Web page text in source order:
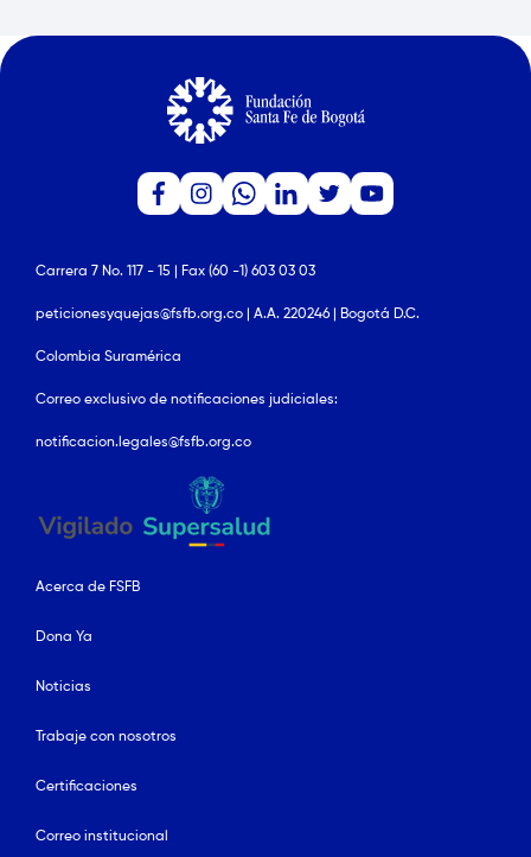
Carrera 7 No. 117 - 15 | Fax (60 -1) 603 03 03
peticionesyquejas@fsfb.org.co | A.A. 220246 | Bogotá D.C.
Colombia Suramérica
Correo exclusivo de notificaciones judiciales:
notificacion.legales@fsfb.org.co
Acerca de FSFB
Dona Ya
Noticias
Trabaje con nosotros
Certificaciones
Correo institucional